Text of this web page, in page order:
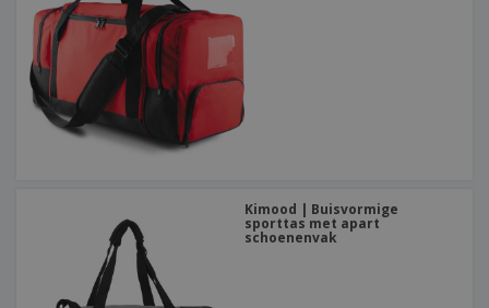
Kimood | Buisvormige
sporttas met apart
schoenenvak